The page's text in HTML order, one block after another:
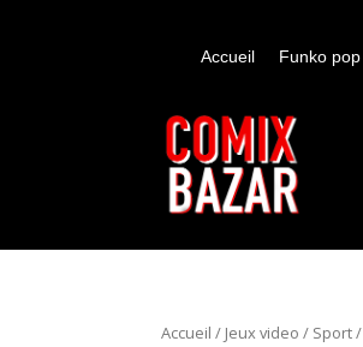
Accueil Funko pop
Accueil / Jeux video / Sport/